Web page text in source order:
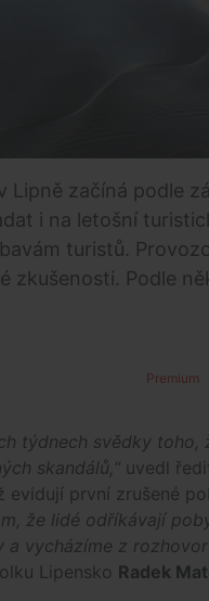
Lipně začíná podle
i na letošní
turistů.
zkušenosti. Podle
Premium
týdnech svědky
skandálů,“ uvedl
evidují první zrušené
že lidé odříkávají
a vycházíme z
Lipensko Radek